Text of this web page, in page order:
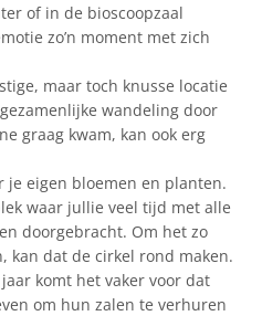
of in de bioscoopzaal
zo’n moment met zich
maar toch knusse locatie
wandeling door
graag kwam, kan ook erg
je eigen bloemen en planten.
waar jullie veel tijd met alle
doorgebracht. Om het zo
kan dat de cirkel rond maken.
komt het vaker voor dat
om hun zalen te verhuren